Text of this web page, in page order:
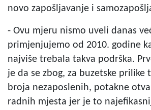
novo zapošljavanje i
- Ovu mjeru nismo uveli danas
primjenjujemo od 2010. godine
najviše trebala takva podrška.
je da se zbog, za buzetske prilike
broja nezaposlenih, potakne
radnih mjesta jer je to